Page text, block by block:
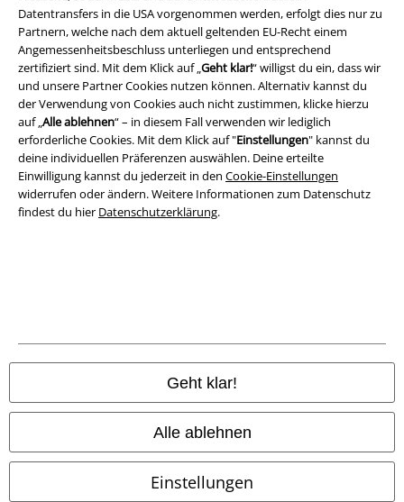
Datentransfers in die USA vorgenommen werden, erfolgt dies nur zu
Partnern, welche nach dem aktuell geltenden EU-Recht einem
Angemessenheitsbeschluss unterliegen und entsprechend
zertifiziert sind. Mit dem Klick auf „Geht klar!“ willigst du ein, dass wir
und unsere Partner Cookies nutzen können. Alternativ kannst du
der Verwendung von Cookies auch nicht zustimmen, klicke hierzu
auf „Alle ablehnen“ – in diesem Fall verwenden wir lediglich
erforderliche Cookies. Mit dem Klick auf "Einstellungen" kannst du
deine individuellen Präferenzen auswählen. Deine erteilte
Einwilligung kannst du jederzeit in den Cookie-Einstellungen
widerrufen oder ändern. Weitere Informationen zum Datenschutz
findest du hier Datenschutzerklärung.
Geht klar!
Alle ablehnen
Einstellungen
AGB
Impressum
Datenschutz
Entsorgung und Umweltschutz
Konformitätserklärung
© 1986-2026 E.M.P. Merchandising HGmbH